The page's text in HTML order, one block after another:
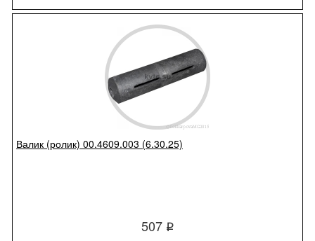
Валик (ролик) 00.4609.003 (6.30.25)
507 q